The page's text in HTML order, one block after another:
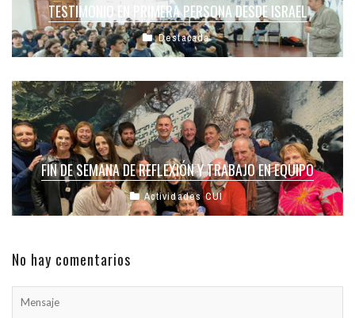
TESTIMONIO EN PRIMERA PERSONA DESDE ISRAEL
Destacada
FIN DE SEMANA DE REFLEXIÓN Y TRABAJO EN EQUIPO
Actividades CUI
No hay comentarios